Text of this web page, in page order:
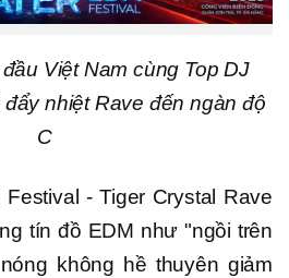
Việt Nam cùng Top DJ
nhiệt Rave đến ngàn độ
C
- Tiger Crystal Rave
tín đồ EDM như "ngồi trên
không hề thuyên giảm